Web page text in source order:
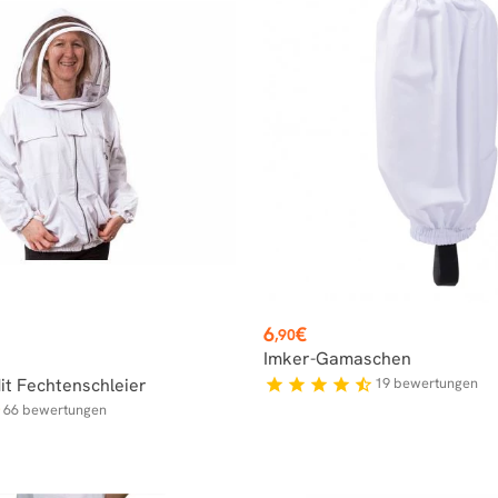
Fechtenschleier
66 bewertungen
Preis
6,90€
Imker-Gamaschen
star star star star star_half 19 bewertungen